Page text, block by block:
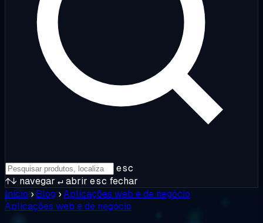
esc
↑↓ navegar ↵abrir esc fechar
Início › Blog ›Aplicações web e de negócio
Aplicações web e de negócio